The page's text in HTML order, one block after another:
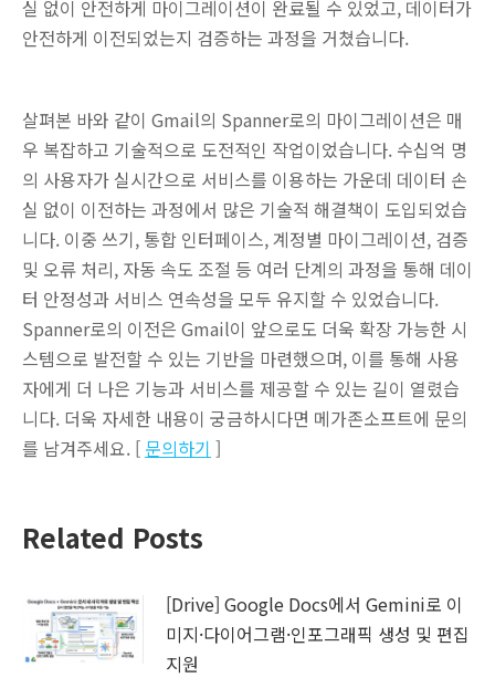
실 없이 안전하게 마이그레이션이 완료될 수 있었고, 데이터가
안전하게 이전되었는지 검증하는 과정을 거쳤습니다.
살펴본 바와 같이 Gmail의 Spanner로의 마이그레이션은 매
우 복잡하고 기술적으로 도전적인 작업이었습니다. 수십억 명
의 사용자가 실시간으로 서비스를 이용하는 가운데 데이터 손
실 없이 이전하는 과정에서 많은 기술적 해결책이 도입되었습
니다. 이중 쓰기, 통합 인터페이스, 계정별 마이그레이션, 검증
및 오류 처리, 자동 속도 조절 등 여러 단계의 과정을 통해 데이
터 안정성과 서비스 연속성을 모두 유지할 수 있었습니다.
Spanner로의 이전은 Gmail이 앞으로도 더욱 확장 가능한 시
스템으로 발전할 수 있는 기반을 마련했으며, 이를 통해 사용
자에게 더 나은 기능과 서비스를 제공할 수 있는 길이 열렸습
니다. 더욱 자세한 내용이 궁금하시다면 메가존소프트에 문의
를 남겨주세요. [ 문의하기 ]
Related Posts
[Drive] Google Docs에서 Gemini로 이
미지·다이어그램·인포그래픽 생성 및 편집
지원